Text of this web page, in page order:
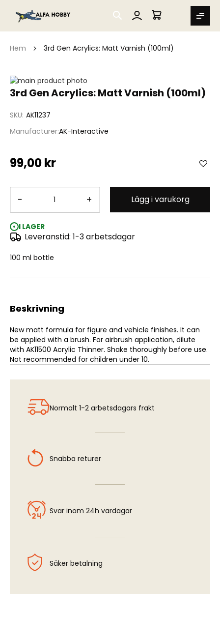
SEARCH
MIN VARUKORG
Hem 3rd Gen Acrylics: Matt Varnish (100ml)
3rd Gen Acrylics: Matt Varnish (100ml)
SKU AK11237
ManufacturerAK-Interactive
99,00 kr
- + Lägg i varukorg
I LAGER
Leveranstid: 1-3 arbetsdagar
100 ml bottle
Hoppa
till
bildgalleriet
3rd Gen Acrylics: Matt Varnish (100ml)
Hoppa
av
bildgalleriet
Beskrivning
New matt formula for figure and vehicle finishes. It can
be applied with a brush. For airbrush application, dilute
with AK11500 Acrylic Thinner. Shake thoroughly before use.
Not recommended for children under 10.
Normalt 1-2 arbetsdagars frakt
Snabba returer
Svar inom 24h vardagar
Säker betalning